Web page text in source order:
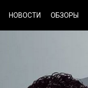
НОВОСТИ ОБЗОРЫ